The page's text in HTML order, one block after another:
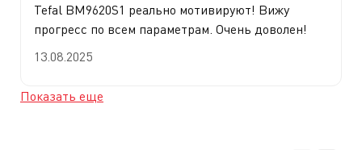
Tefal BM9620S1 реально мотивируют! Вижу
прогресс по всем параметрам. Очень доволен!
13.08.2025
Показать еще